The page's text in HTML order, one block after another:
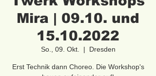
Mira | 09.10. und
15.10.2022
So., 09. Okt.
  |
Dresden
Erst Technik dann Choreo. Die Workshop's